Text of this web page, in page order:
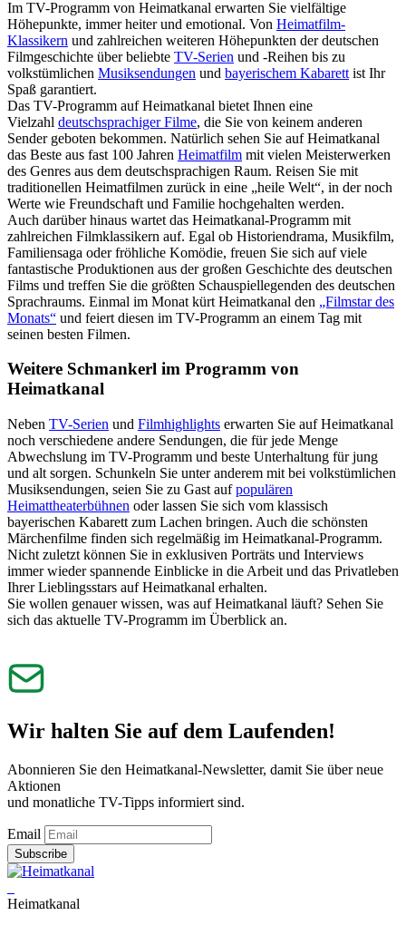
Im TV-Programm von Heimatkanal erwarten Sie vielfältige
Höhepunkte, immer heiter und emotional. Von Heimatfilm-
Klassikern und zahlreichen weiteren Höhepunkten der deutschen
Filmgeschichte über beliebte TV-Serien und -Reihen bis zu
volkstümlichen Musiksendungen und bayerischem Kabarett ist Ihr
Spaß garantiert.
Das TV-Programm auf Heimatkanal bietet Ihnen eine
Vielzahl deutschsprachiger Filme, die Sie von keinem anderen
Sender geboten bekommen. Natürlich sehen Sie auf Heimatkanal
das Beste aus fast 100 Jahren Heimatfilm mit vielen Meisterwerken
des Genres aus dem deutschsprachigen Raum. Reisen Sie mit
traditionellen Heimatfilmen zurück in eine „heile Welt“, in der noch
Werte wie Freundschaft und Familie hochgehalten werden.
Auch darüber hinaus wartet das Heimatkanal-Programm mit
zahlreichen Filmklassikern auf. Egal ob Historiendrama, Musikfilm,
Familiensaga oder fröhliche Komödie, freuen Sie sich auf viele
fantastische Produktionen aus der großen Geschichte des deutschen
Films und treffen Sie die größten Schauspiellegenden des deutschen
Sprachraums. Einmal im Monat kürt Heimatkanal den „Filmstar des
Monats“ und feiert diesen im TV-Programm an einem Tag mit
seinen besten Filmen.
Weitere Schmankerl im Programm von
Heimatkanal
Neben TV-Serien und Filmhighlights erwarten Sie auf Heimatkanal
noch verschiedene andere Sendungen, die für jede Menge
Abwechslung im TV-Programm und beste Unterhaltung für jung
und alt sorgen. Schunkeln Sie unter anderem mit bei volkstümlichen
Musiksendungen, seien Sie zu Gast aufpopulären
Heimattheaterbühnen oder lassen Sie sich vom klassisch
bayerischen Kabarett zum Lachen bringen. Auch die schönsten
Märchenfilme finden sich regelmäßig im Heimatkanal-Programm.
Nicht zuletzt können Sie in exklusiven Porträts und Interviews
immer wieder spannende Einblicke in die Arbeit und das Privatleben
Ihrer Lieblingsstars auf Heimatkanal erhalten.
Sie wollen genauer wissen, was auf Heimatkanal läuft? Sehen Sie
sich das aktuelle TV-Programm im Überblick an.
Wir halten Sie auf dem Laufenden!
Abonnieren Sie den Heimatkanal-Newsletter, damit Sie über neue
Aktionen
und monatliche TV-Tipps informiert sind.
Email
Subscribe
Heimatkanal